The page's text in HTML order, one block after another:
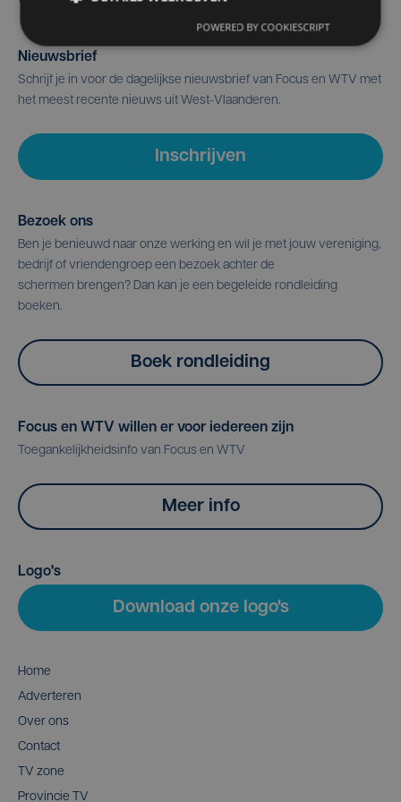
Nieuwsbrief
Schrijf je in voor de dagelijkse nieuwsbrief van Focus en WTV met
het meest recente nieuws uit West-Vlaanderen.
Inschrijven
Bezoek ons
Ben je benieuwd naar onze werking en wil je met jouw vereniging,
bedrijf of vriendengroep een bezoek achter de
schermen brengen? Dan kan je een begeleide rondleiding
boeken.
Boek rondleiding
Focus en WTV willen er voor iedereen zijn
Toegankelijkheidsinfo van Focus en WTV
Meer info
Logo's
Download onze logo's
Home
Adverteren
Over ons
Contact
TV zone
Provincie TV
POWERED BY COOKIESCRIPT